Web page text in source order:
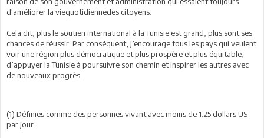
d'améliorer la viequotidiennedes citoyens.
Cela dit, plus le soutien international à la Tunisie est grand, plus sont ses
chances de réussir. Par conséquent, j’encourage tous les pays qui veulent
voir une région plus démocratique et plus prospère et plus équitable,
d’appuyer la Tunisie à poursuivre son chemin et inspirer les autres avec
de nouveaux progrès.
(1) Définies comme des personnes vivant avec moins de 1.25 dollars US
par jour.